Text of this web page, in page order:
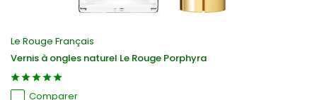
Le Rouge Français
Vernis à ongles naturel Le Rouge Porphyra
Comparer